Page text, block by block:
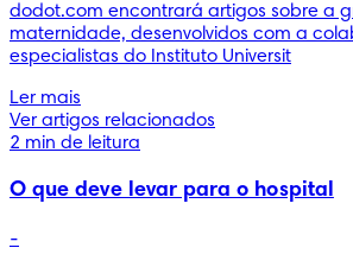
dodot.com encontrará artigos sobre a
maternidade, desenvolvidos com a
especialistas do Instituto Universit
Ler mais
Ver artigos relacionados
2 min de leitura
O que deve levar para o hospital
-